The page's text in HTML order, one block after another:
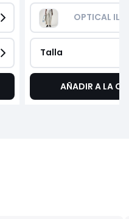
OPTICAL
Talla
AÑADIR A LA